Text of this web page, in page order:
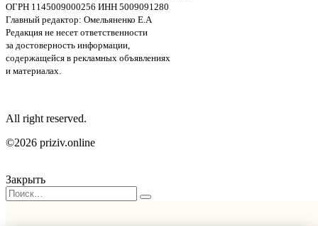
ОГРН 1145009000256 ИНН 5009091280
Главный редактор: Омельяненко Е.А
Редакция не несет ответственности
за достоверность информации,
содержащейся в рекламных объявлениях
и материалах.
All right reserved.
©2026 priziv.online
Закрыть